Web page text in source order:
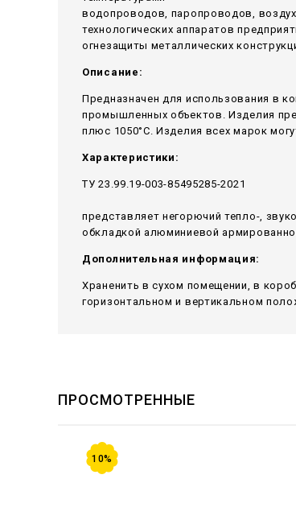
водопроводов, паропроводов,
технологических аппаратов
огнезащиты металлических
Описание:
Предназначен для использования в
промышленных объектов. Изделия
плюс 1050°С. Изделия всех марок
Характеристики:
ТУ 23.99.19-003-85495285-2021
представляет негорючий тепло-,
обкладкой алюминиевой
Дополнительная информация:
Храненить в сухом помещении, в
горизонтальном и вертикальном
ПРОСМОТРЕННЫЕ
10%